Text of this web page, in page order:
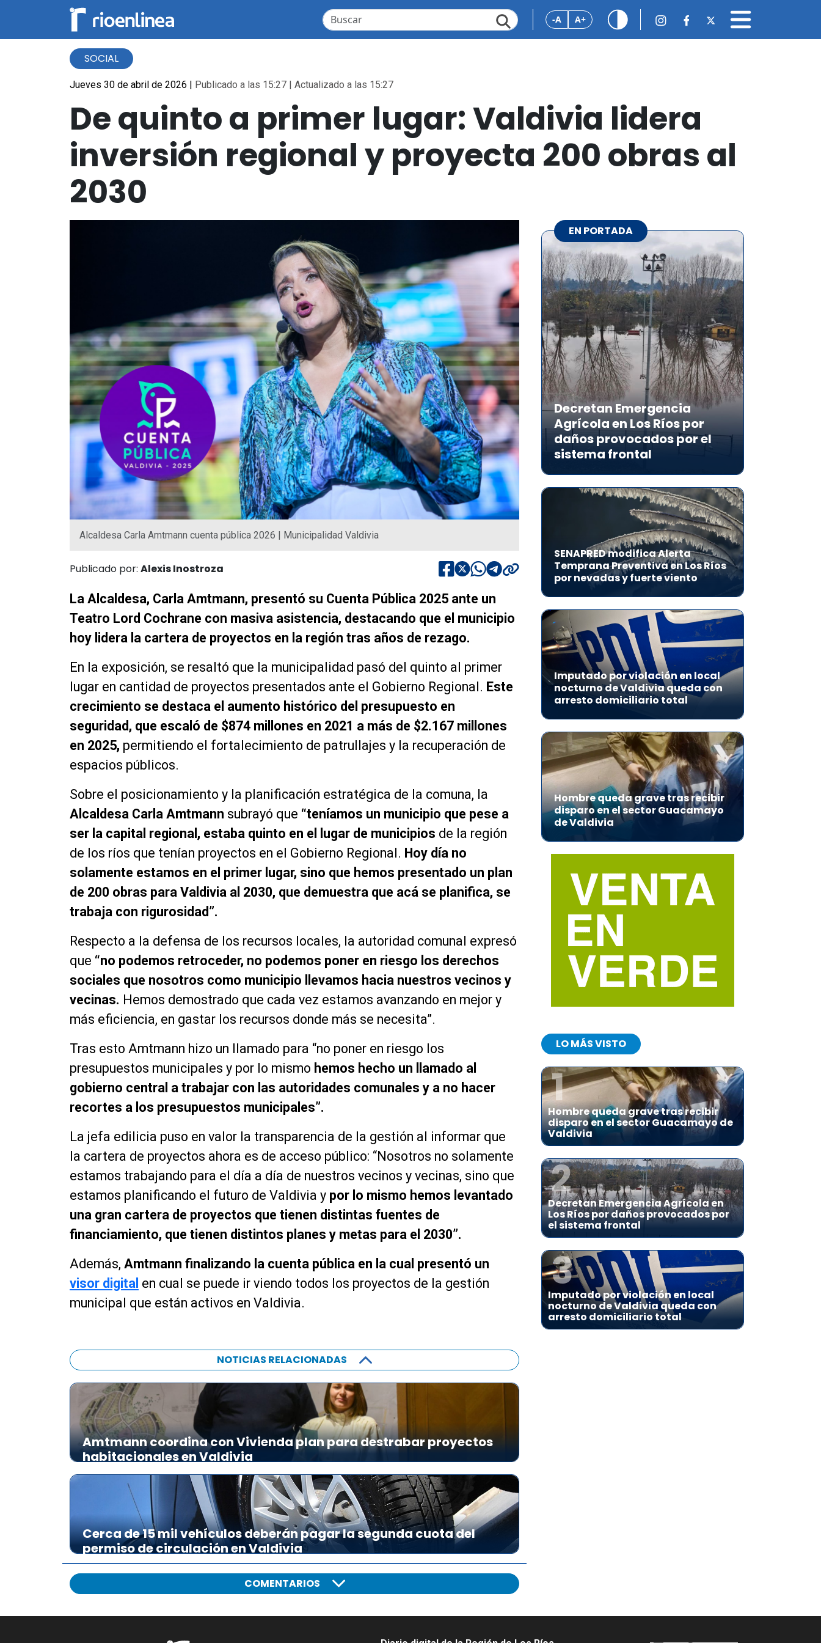
-A A+
SOCIAL
Jueves 30 de abril de 2026 | Publicado a las 15:27 | Actualizado a las 15:27
De quinto a primer lugar: Valdivia lidera
inversión regional y proyecta 200 obras al
2030
Alcaldesa Carla Amtmann cuenta pública 2026 | Municipalidad Valdivia
Publicado por: Alexis Inostroza
La Alcaldesa, Carla Amtmann, presentó su Cuenta Pública 2025 ante un
Teatro Lord Cochrane con masiva asistencia, destacando que el municipio
hoy lidera la cartera de proyectos en la región tras años de rezago.
En la exposición, se resaltó que la municipalidad pasó del quinto al primer
lugar en cantidad de proyectos presentados ante el Gobierno Regional. Este
crecimiento se destaca el aumento histórico del presupuesto en
seguridad, que escaló de $874 millones en 2021 a más de $2.167 millones
en 2025, permitiendo el fortalecimiento de patrullajes y la recuperación de
espacios públicos.
Sobre el posicionamiento y la planificación estratégica de la comuna, la
Alcaldesa Carla Amtmann subrayó que “teníamos un municipio que pese a
ser la capital regional, estaba quinto en el lugar de municipios de la región
de los ríos que tenían proyectos en el Gobierno Regional. Hoy día no
solamente estamos en el primer lugar, sino que hemos presentado un plan
de 200 obras para Valdivia al 2030, que demuestra que acá se planifica, se
trabaja con rigurosidad”.
Respecto a la defensa de los recursos locales, la autoridad comunal expresó
que “no podemos retroceder, no podemos poner en riesgo los derechos
sociales que nosotros como municipio llevamos hacia nuestros vecinos y
vecinas. Hemos demostrado que cada vez estamos avanzando en mejor y
más eficiencia, en gastar los recursos donde más se necesita”.
Tras esto Amtmann hizo un llamado para “no poner en riesgo los
presupuestos municipales y por lo mismo hemos hecho un llamado al
gobierno central a trabajar con las autoridades comunales y a no hacer
recortes a los presupuestos municipales”.
La jefa edilicia puso en valor la transparencia de la gestión al informar que
la cartera de proyectos ahora es de acceso público: “Nosotros no solamente
estamos trabajando para el día a día de nuestros vecinos y vecinas, sino que
estamos planificando el futuro de Valdivia y por lo mismo hemos levantado
una gran cartera de proyectos que tienen distintas fuentes de
financiamiento, que tienen distintos planes y metas para el 2030”.
Además, Amtmann finalizando la cuenta pública en la cual presentó un
visor digital en cual se puede ir viendo todos los proyectos de la gestión
municipal que están activos en Valdivia.
NOTICIAS RELACIONADAS
Amtmann coordina con Vivienda plan para destrabar proyectos
habitacionales en Valdivia
Cerca de 15 mil vehículos deberán pagar la segunda cuota del
permiso de circulación en Valdivia
COMENTARIOS
EN PORTADA
Decretan Emergencia
Agrícola en Los Ríos por
daños provocados por el
sistema frontal
SENAPRED modifica Alerta
Temprana Preventiva en Los Ríos
por nevadas y fuerte viento
Imputado por violación en local
nocturno de Valdivia queda con
arresto domiciliario total
Hombre queda grave tras recibir
disparo en el sector Guacamayo
de Valdivia
LO MÁS VISTO
1
Hombre queda grave tras recibir
disparo en el sector Guacamayo de
Valdivia
2
Decretan Emergencia Agrícola en
Los Ríos por daños provocados por
el sistema frontal
3
Imputado por violación en local
nocturno de Valdivia queda con
arresto domiciliario total